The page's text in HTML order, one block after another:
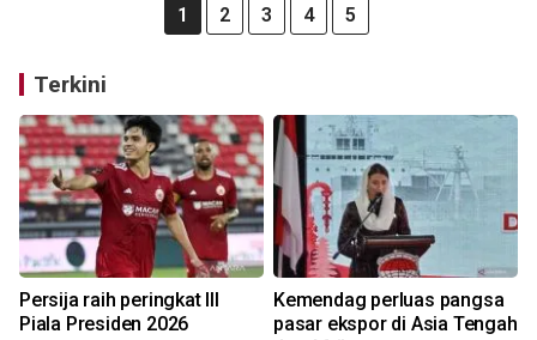
1 2 3 4 5
Terkini
Persija raih peringkat III
Piala Presiden 2026
Kemendag perluas pangsa
pasar ekspor di Asia Tengah